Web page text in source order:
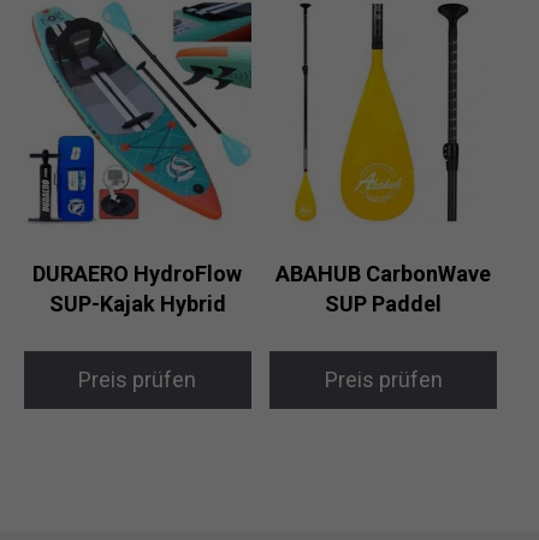
DURAERO HydroFlow
SUP-Kajak Hybrid
Preis prüfen
ABAHUB CarbonWave
SUP Paddel
Preis prüfen